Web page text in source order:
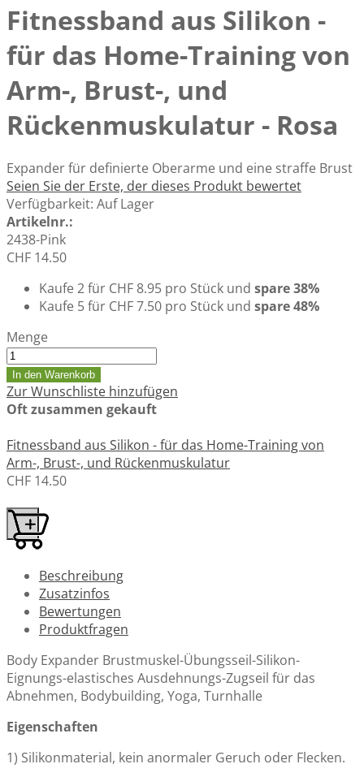
Fitnessband aus Silikon -
für das Home-Training von
Arm-, Brust-, und
Rückenmuskulatur - Rosa
Expander für definierte Oberarme und eine straffe Brust
Seien Sie der Erste, der dieses Produkt bewertet
Verfügbarkeit: Auf Lager
Artikelnr.:
2438-Pink
CHF 14.50
Kaufe 2 für CHF 8.95 pro Stück und spare38%
Kaufe 5 für CHF 7.50 pro Stück und spare48%
Menge
In den Warenkorb
Zur Wunschliste hinzufügen
Oft zusammen gekauft
Fitnessband aus Silikon - für das Home-Training von
Arm-, Brust-, und Rückenmuskulatur
CHF 14.50
Beschreibung
Zusatzinfos
Bewertungen
Produktfragen
Body Expander Brustmuskel-Übungsseil-Silikon-
Eignungs-elastisches Ausdehnungs-Zugseil für das
Abnehmen, Bodybuilding, Yoga, Turnhalle
Eigenschaften
1) Silikonmaterial, kein anormaler Geruch oder Flecken.